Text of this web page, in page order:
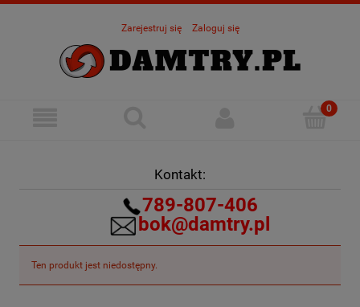
Zarejestruj się Zaloguj się
Kontakt:
789-807-406
bok@damtry.pl
Ten produkt jest niedostępny.